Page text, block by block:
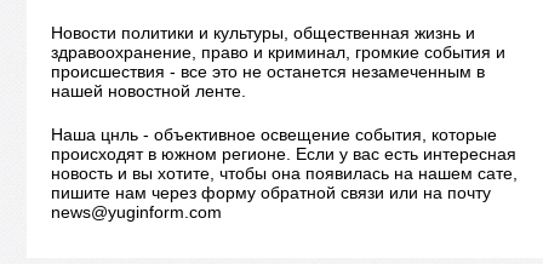
Новости политики и культуры, общественная жизнь и
здравоохранение, право и криминал, громкие события и
происшествия - все это не останется незамеченным в
нашей новостной ленте.
Наша цнль - объективное освещение события, которые
происходят в южном регионе. Если у вас есть интересная
новость и вы хотите, чтобы она появилась на нашем сате,
пишите нам через форму обратной связи или на почту
news@yuginform.com